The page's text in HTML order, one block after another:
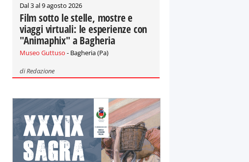
Dal 3 al 9 agosto 2026
Film sotto le stelle, mostre e
viaggi virtuali: le esperienze con
"Animaphix" a Bagheria
Museo Guttuso - Bagheria (Pa)
diRedazione